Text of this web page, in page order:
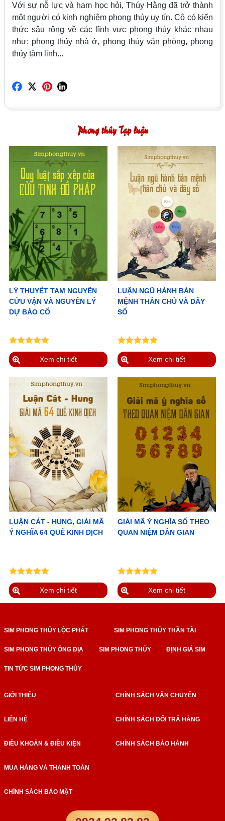
Với sự nỗ lực và ham học hỏi, Thúy Hằng đã trở thành
một người có kinh nghiệm phong thủy uy tín. Cô có kiến
thức sâu rộng về các lĩnh vực phong thủy khác nhau
như: phong thủy nhà ở, phong thủy văn phòng, phong
thủy tâm linh...
Phong thủy Tạp luận
LÝ THUYẾT TAM NGUYÊN
CỬU VẬN VÀ NGUYÊN LÝ
DỰ BÁO CỔ
Xem chi tiết
LUẬN NGŨ HÀNH BẢN
MỆNH THÂN CHỦ VÀ DÃY
SỐ
Xem chi tiết
LUẬN CÁT - HUNG, GIẢI MÃ
Ý NGHĨA 64 QUẺ KINH DỊCH
Xem chi tiết
GIẢI MÃ Ý NGHĨA SỐ THEO
QUAN NIỆM DÂN GIAN
Xem chi tiết
SIM PHONG THỦY LỘC PHÁT SIM PHONG THỦY THẦN TÀI
SIM PHONG THỦY ÔNG ĐỊA SIM PHONG THỦY ĐỊNH GIÁ SIM
TIN TỨC SIM PHONG THỦY
GIỚI THIỆU
LIÊN HỆ
ĐIỀU KHOẢN & ĐIỀU KIỆN
MUA HÀNG VÀ THANH TOÁN
CHÍNH SÁCH BẢO MẬT
CHÍNH SÁCH VẬN CHUYỂN
CHÍNH SÁCH ĐỔI TRẢ HÀNG
CHÍNH SÁCH BẢO HÀNH